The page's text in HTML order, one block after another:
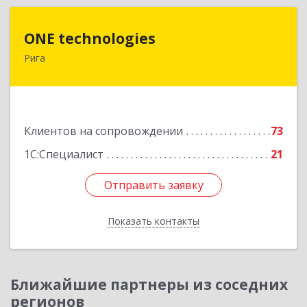
ONE technologies
Рига
Клиентов на сопровождении
73
1С:Специалист
21
Отправить заявку
Показать контакты
Отправить заявку
Назад
Ближайшие партнеры из соседних
регионов